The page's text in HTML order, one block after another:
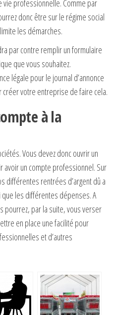
vie professionnelle. Comme par
donc être sur le régime social
les démarches.
par contre remplir un formulaire
que vous souhaitez.
légale pour le journal d’annonce
votre entreprise de faire cela.
à la
Vous devez donc ouvrir un
avoir un compte professionnel. Sur
différentes rentrées d’argent dû a
les différentes dépenses. A
pourrez, par la suite, vous verser
en place une facilité pour
et d’autres